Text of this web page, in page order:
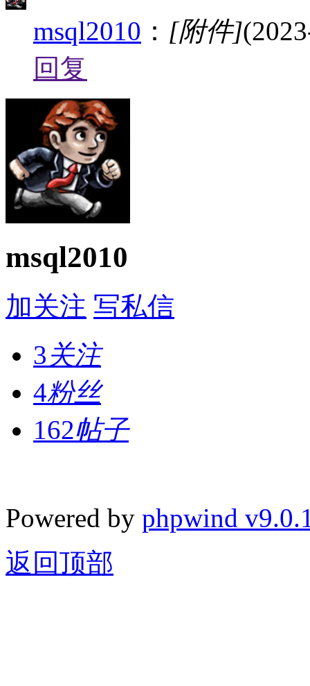
msql2010 ： [附件]
回复
msql2010
加关注 写私信
3关注
4粉丝
162帖子
Powered by phpwind
返回顶部